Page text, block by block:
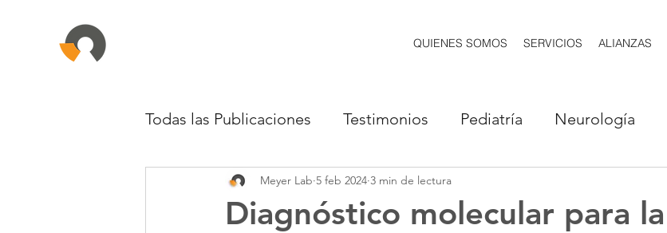
QUIENES SOMOS SERVICIOS ALIANZAS
Todas las Publicaciones Testimonios Pediatría Neurología
Infectología Oncología Genómica
Diagnóstico molecular para
Meyer Lab 5 feb 2024 3 min de lectura